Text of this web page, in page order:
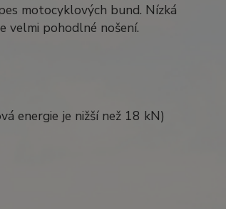
motocyklových bund. Nízká
velmi pohodlné nošení.
energie je nižší než 18 kN)